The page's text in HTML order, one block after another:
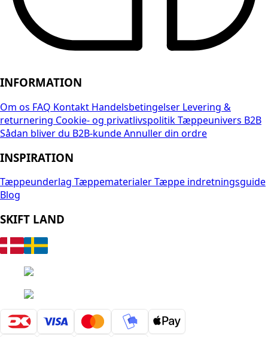
INFORMATION
Om os FAQ Kontakt Handelsbetingelser Levering &
returnering Cookie- og privatlivspolitikTæppeunivers B2B
Sådan bliver du B2B-kundeAnnuller din ordre
INSPIRATION
Tæppeunderlag TæppematerialerTæppe indretningsguide
Blog
SKIFT LAND